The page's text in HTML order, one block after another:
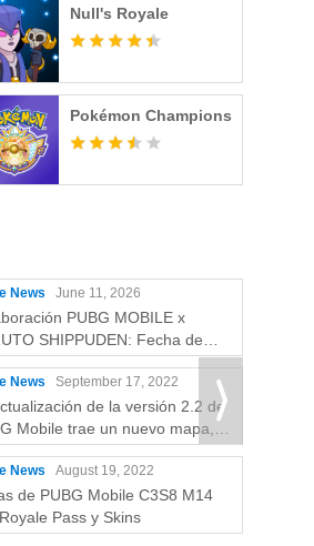
Null's Royale
Pokémon Champions
News June 11, 2026
PUBG MOBILE x
SHIPPUDEN: Fecha de
y recompensas gratuitas
News September 17, 2022
de la versión 2.2 de
Mobile trae un nuevo mapa,
y más
News August 19, 2022
de PUBG Mobile C3S8 M14
Pass y Skins